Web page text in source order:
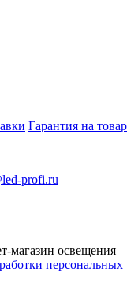
Гарантия на товар
profi.ru
освещения
персональных